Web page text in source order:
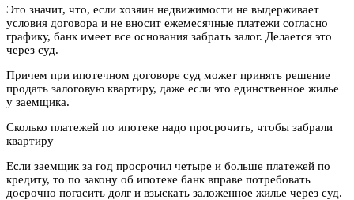
Это значит, что, если хозяин недвижимости не выдерживает
условия договора и не вносит ежемесячные платежи согласно
графику, банк имеет все основания забрать залог. Делается это
через суд.
Причем при ипотечном договоре суд может принять решение
продать залоговую квартиру, даже если это единственное жилье
у заемщика.
Сколько платежей по ипотеке надо просрочить, чтобы забрали
квартиру
Если заемщик за год просрочил четыре и больше платежей по
кредиту, то по закону об ипотеке банк вправе потребовать
досрочно погасить долг и взыскать заложенное жилье через суд.